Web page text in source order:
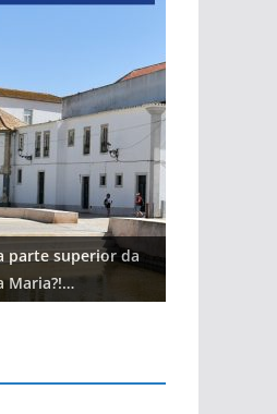
parte superior da
Maria?!…